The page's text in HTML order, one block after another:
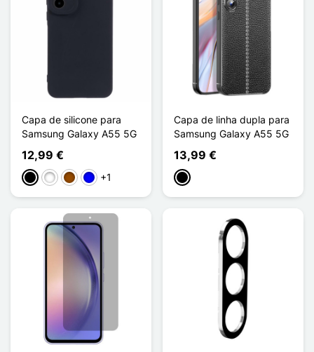
Capa de silicone para
Samsung Galaxy A55 5G
12,99 €
PretoBrancoCastanho
Azul+1
Capa de linha dupla para
Samsung Galaxy A55 5G
13,99 €
Preto